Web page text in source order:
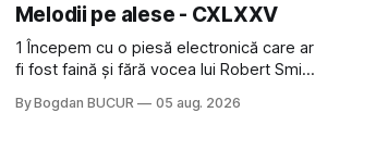
Melodii pe alese - CXLXXV
1 Începem cu o piesă electronică care ar
fi fost faină și fără vocea lui Robert Smith
Castles, o formație cu multe piese faine
By Bogdan BUCUR 05 aug. 2026